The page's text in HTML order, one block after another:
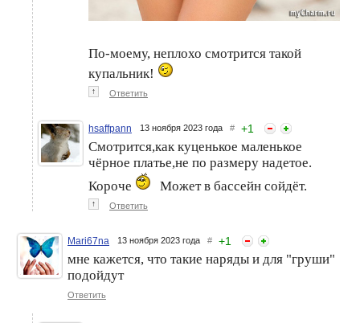
По-моему, неплохо смотрится такой
купальник!
↑ Ответить
hsaffpann 13 ноября 2023 года # +1
Смотрится,как куценькое маленькое
чёрное платье,не по размеру надетое.
Короче
Может в бассейн сойдёт.
↑ Ответить
Mari67na 13 ноября 2023 года # +1
мне кажется, что такие наряды и для "груши"
подойдут
Ответить